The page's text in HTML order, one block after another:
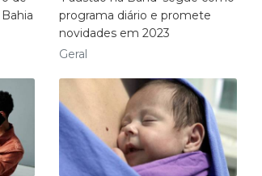
programa diário e promete
novidades em 2023
Geral